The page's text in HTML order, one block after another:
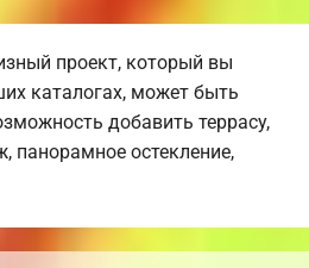
проект, который вы
каталогах, может быть
добавить террасу,
панорамное остекление,